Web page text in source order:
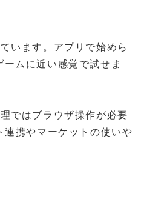
います。アプリで始めら
ムに近い感覚で試せま
ではブラウザ操作が必要
携やマーケットの使いや